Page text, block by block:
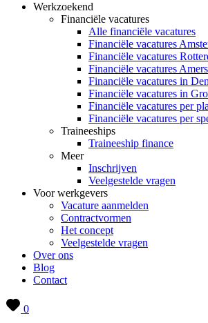
Werkzoekend
Financiële vacatures
Alle financiële vacatures
Financiële vacatures
Financiële vacatures
Financiële vacatures
Financiële vacatures in
Financiële vacatures in
Financiële vacatures per
Financiële vacatures per
Traineeships
Traineeship finance
Meer
Inschrijven
Veelgestelde vragen
Voor werkgevers
Vacature aanmelden
Contractvormen
Het concept
Veelgestelde vragen
Over ons
Blog
Contact
0